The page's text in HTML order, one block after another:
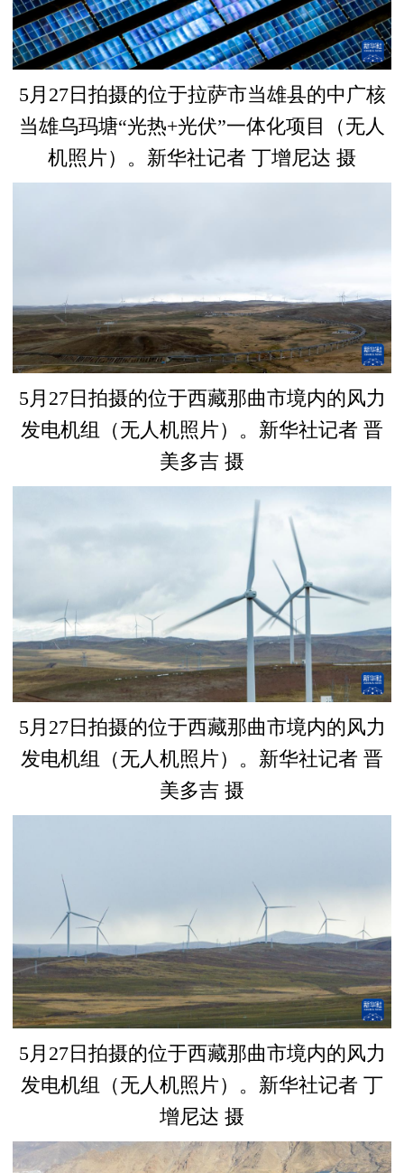
5月27日拍摄的位于拉萨市当雄县的中广核
当雄乌玛塘“光热+光伏”一体化项目（无人
机照片）。新华社记者 丁增尼达 摄
5月27日拍摄的位于西藏那曲市境内的风力
发电机组（无人机照片）。新华社记者 晋
美多吉 摄
5月27日拍摄的位于西藏那曲市境内的风力
发电机组（无人机照片）。新华社记者 晋
美多吉 摄
5月27日拍摄的位于西藏那曲市境内的风力
发电机组（无人机照片）。新华社记者 丁
增尼达 摄